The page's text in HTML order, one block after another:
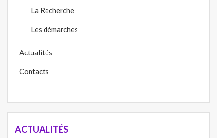
La Recherche
Les démarches
Actualités
Contacts
ACTUALITÉS